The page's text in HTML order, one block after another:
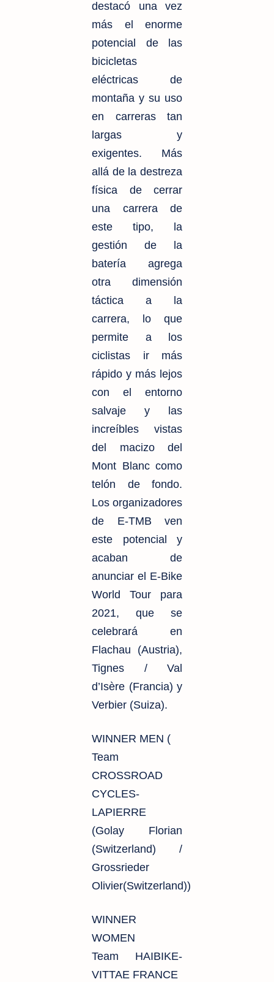
destacó una vez
más el enorme
potencial de las
bicicletas
eléctricas de
montaña y su uso
en carreras tan
largas y
exigentes. Más
allá de la destreza
física de cerrar
una carrera de
este tipo, la
gestión de la
batería agrega
otra dimensión
táctica a la
carrera, lo que
permite a los
ciclistas ir más
rápido y más lejos
con el entorno
salvaje y las
increíbles vistas
del macizo del
Mont Blanc como
telón de fondo.
Los organizadores
de E-TMB ven
este potencial y
acaban de
anunciar el E-Bike
World Tour para
2021, que se
celebrará en
Flachau (Austria),
Tignes / Val
d’Isère (Francia) y
Verbier (Suiza).
WINNER MEN (
Team
CROSSROAD
CYCLES-
LAPIERRE
(Golay Florian
(Switzerland) /
Grossrieder
Olivier(Switzerland))
WINNER
WOMEN
Team HAIBIKE-
VITTAE FRANCE